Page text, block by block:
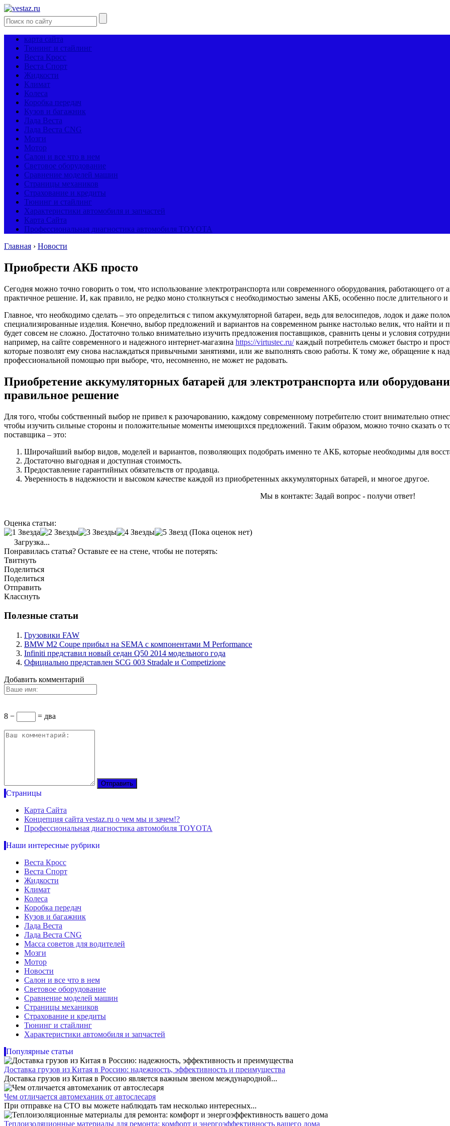
карта сайта
Тюнинг и стайлинг
Веста Кросс
Веста Спорт
Жидкости
Климат
Колеса
Коробка передач
Кузов и багажник
Лада Веста
Лада Веста CNG
Мозги
Мотор
Салон и все что в нем
Световое оборудование
Сравнение моделей машин
Страницы механиков
Страхование и кредиты
Тюнинг и стайлинг
Характеристики автомобиля и запчастей
Карта Сайта
Профессиональная диагностика автомобиля TOYOTA
Главная › Новости
Приобрести АКБ просто
Сегодня можно точно говорить о том, что использование электротранспорта или современного оборудования, работающего от
практичное решение. И, как правило, не редко моно столкнуться с необходимостью замены АКБ, особенно после длительного и
Главное, что необходимо сделать – это определиться с типом аккумуляторной батареи, ведь для велосипедов, лодок и даже
специализированные изделия. Конечно, выбор предложений и вариантов на современном рынке настолько велик, что найти и
будет совсем не сложно. Достаточно только внимательно изучить предложения поставщиков, сравнить цены и условия
например, на сайте современного и надежного интернет-магазина https://virtustec.ru/каждый потребитель сможет быстро и
которые позволят ему снова наслаждаться привычными занятиями, или же выполнять свою работы. К тому же, обращение к
профессиональной помощью при выборе, что, несомненно, не может не радовать.
Приобретение аккумуляторных батарей для электротранспорта или
правильное решение
Для того, чтобы собственный выбор не привел к разочарованию, каждому современному потребителю стоит внимательно
чтобы изучить сильные стороны и положительные моменты имеющихся предложений. Таким образом, можно точно сказать о
поставщика – это:
Широчайший выбор видов, моделей и вариантов, позволяющих подобрать именно те АКБ, которые необходимы для
Достаточно выгодная и доступная стоимость.
Предоставление гарантийных обязательств от продавца.
Уверенность в надежности и высоком качестве каждой из приобретенных аккумуляторных батарей, и многое другое.
Мы в контакте: Задай вопрос - получи ответ!
Оценка статьи:
(Пока оценок нет)
Загрузка...
Понравилась статья? Оставьте ее на стене, чтобы не потерять:
Твитнуть
Поделиться
Поделиться
Отправить
Класснуть
Полезные статьи
Грузовики FAW
BMW M2 Coupe прибыл на SEMA с компонентами M Performance
Infiniti представил новый седан Q50 2014 модельного года
Официально представлен SCG 003 Stradale и Competizione
Добавить комментарий
8 − = два
Страницы
Карта Сайта
Концепция сайта vestaz.ru о чем мы и зачем!?
Профессиональная диагностика автомобиля TOYOTA
Наши интересные рубрики
Веста Кросс
Веста Спорт
Жидкости
Климат
Колеса
Коробка передач
Кузов и багажник
Лада Веста
Лада Веста CNG
Масса советов для водителей
Мозги
Мотор
Новости
Салон и все что в нем
Световое оборудование
Сравнение моделей машин
Страницы механиков
Страхование и кредиты
Тюнинг и стайлинг
Характеристики автомобиля и запчастей
Популярные статьи
Доставка грузов из Китая в Россию: надежность, эффективность и преимущества
Доставка грузов из Китая в Россию является важным звеном международной...
Чем отличается автомеханик от автослесаря
При отправке на СТО вы можете наблюдать там несколько интересных...
Теплоизоляционные материалы для ремонта: комфорт и энергоэффективность вашего дома